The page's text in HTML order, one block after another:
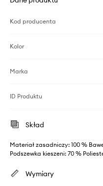
Kod producenta
Kolor
Marka
ID Produktu
Skład
Materiał zasadniczy: 100 %
Podszewka kieszeni: 70 %
Wymiary